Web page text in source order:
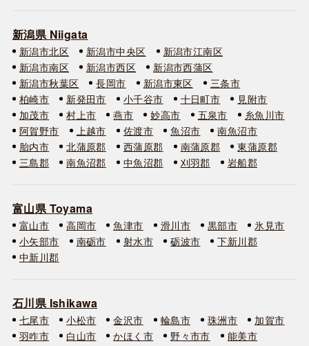
新潟県 Niigata
新潟市北区 新潟市中央区
新潟市江南区
新潟市南区
新潟市西区
新潟市西蒲区
新潟市秋葉区
長岡市 新潟市東区
三条市
柏崎市
新発田市 小千谷市 十日町市
見附市
加茂市
村上市 燕市 妙高市 五泉市
糸魚川市
阿賀野市
上越市 佐渡市 魚沼市
南魚沼市
胎内市
北蒲原郡 西蒲原郡 南蒲原郡
東蒲原郡
三島郡
南魚沼郡 中魚沼郡 刈羽郡 岩船郡
富山県 Toyama
富山市 高岡市 魚津市 滑川市 黒部市
氷見市
小矢部市
南砺市 射水市 砺波市
下新川郡
中新川郡
石川県 Ishikawa
七尾市 小松市 金沢市 輪島市 珠洲市
加賀市
羽咋市
白山市 かほく市 野々市市
能美市